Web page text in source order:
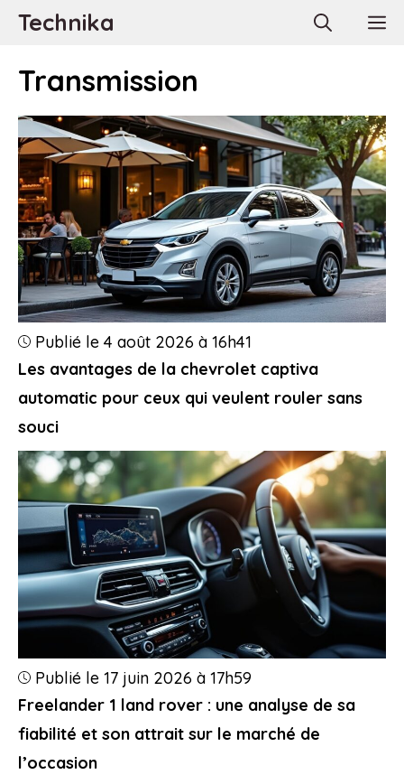
AllerTechnika
Transmission
Les avantages de la chevrolet captiva
automatic pour ceux qui veulent rouler sans
souci
Publié le 4 août 2026 à 16h41
Freelander 1 land rover : une analyse de sa
fiabilité et son attrait sur le marché de
l’occasion
Publié le 17 juin 2026 à 17h59